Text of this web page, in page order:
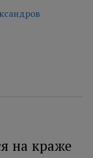
на краже